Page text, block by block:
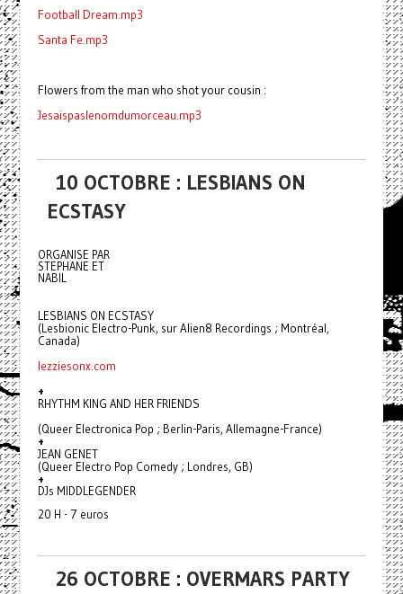
Football Dream.mp3
Santa Fe.mp3
Flowers from the man who shot your cousin :
Jesaispaslenomdumorceau.mp3
10 OCTOBRE : LESBIANS ON
ECSTASY
ORGANISE PAR
STEPHANE ET
NABIL
LESBIANS ON ECSTASY
(Lesbionic Electro-Punk, sur Alien8 Recordings ; Montréal,
Canada)
lezziesonx.com
+
RHYTHM KING AND HER FRIENDS
(Queer Electronica Pop ; Berlin-Paris, Allemagne-France)
+
JEAN GENET
(Queer Electro Pop Comedy ; Londres, GB)
+
DJs MIDDLEGENDER
20 H - 7 euros
26 OCTOBRE : OVERMARS PARTY